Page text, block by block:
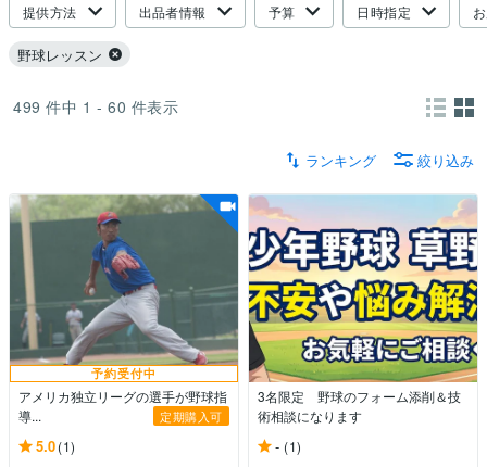
提供方法 出品者情報 予算 日時指定
野球レッスン
499 件中 1 - 60 件表示
ランキング 絞り込み
予約受付中
アメリカ独立リーグの選手が野球指
導...
定期購入可
5.0(1)
3名限定 野球のフォーム添削＆技
術相談になります
- (1)